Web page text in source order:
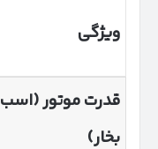
ویژگی
قدرت موتور (اسب
بخار)